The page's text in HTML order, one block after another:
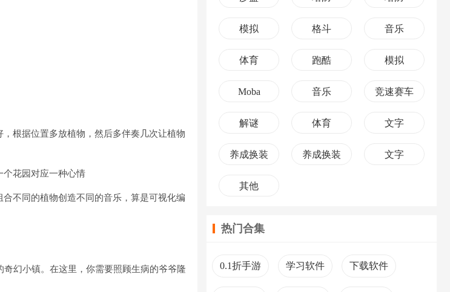
根据位置多放植物，然后多伴奏几次让植物
个花园对应一种心情
不同的植物创造不同的音乐，算是可视化编
幻小镇。在这里，你需要照顾生病的爷爷隆
模拟 格斗 音乐
体育 跑酷 模拟
Moba 音乐 竞速赛车
解谜 体育 文字
养成换装 养成换装 文字
其他
热门合集
0.1折手游 学习软件 下载软件